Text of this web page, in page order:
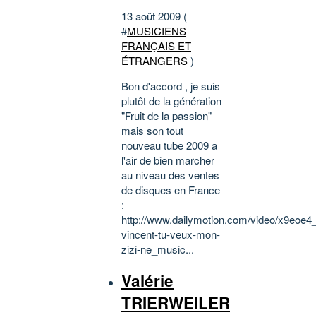
13 août 2009 (
#MUSICIENS
FRANÇAIS ET
ÉTRANGERS)
Bon d'accord , je suis
plutôt de la génération
"Fruit de la passion"
mais son tout
nouveau tube 2009 a
l'air de bien marcher
au niveau des ventes
de disques en France
:
http://www.dailymotion.com/video/
vincent-tu-veux-mon-
zizi-ne_music...
Valérie
TRIERWEILER